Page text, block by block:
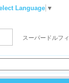
Language ▼
スーパードルフ